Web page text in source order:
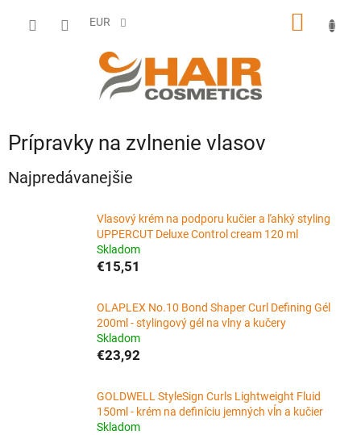
EUR
Prípravky na zvlnenie vlasov
Najpredávanejšie
Vlasový krém na podporu kučier a ľahký styling
UPPERCUT Deluxe Control cream 120 ml
Skladom
€15,51
OLAPLEX No.10 Bond Shaper Curl Defining Gél
200ml - stylingový gél na vlny a kučery
Skladom
€23,92
GOLDWELL StyleSign Curls Lightweight Fluid
150ml - krém na definíciu jemných vĺn a kučier
Skladom